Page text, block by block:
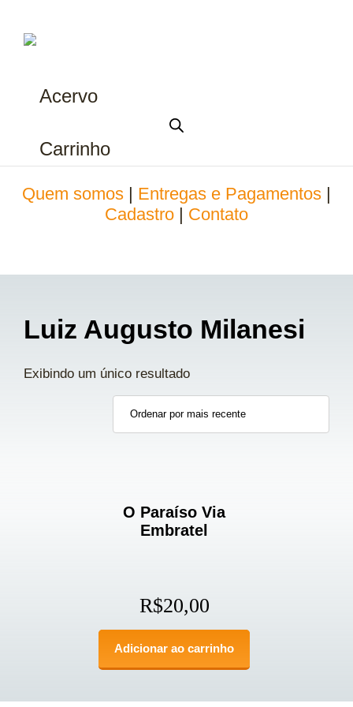
Acervo
Carrinho
Quem somos Entregas e Pagamentos
Cadastro
Contato
Luiz Augusto Milanesi
Exibindo um único resultado
O Paraíso Via
Embratel
R$20,00
Adicionar ao carrinho